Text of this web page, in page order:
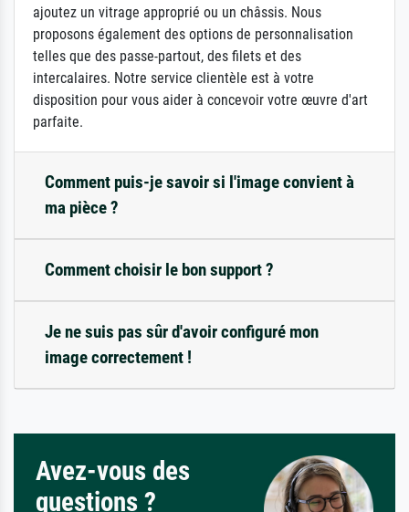
ajoutez un vitrage approprié ou un châssis. Nous
proposons également des options de personnalisation
telles que des passe-partout, des filets et des
intercalaires. Notre service clientèle est à votre
disposition pour vous aider à concevoir votre œuvre d'art
parfaite.
Comment puis-je savoir si l'image convient à
ma pièce ?
Comment choisir le bon support ?
Je ne suis pas sûr d'avoir configuré mon
image correctement !
Avez-vous des
questions ?